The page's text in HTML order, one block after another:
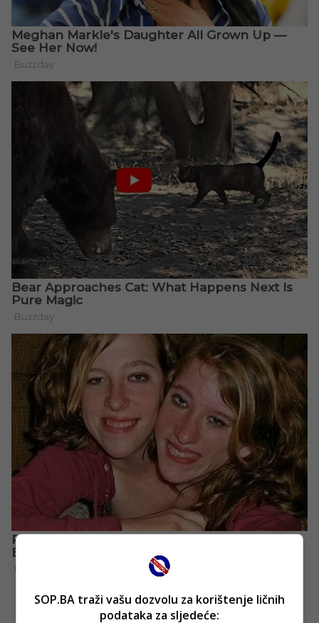
SOP.BA traži vašu dozvolu za korištenje ličnih
podataka za sljedeće: